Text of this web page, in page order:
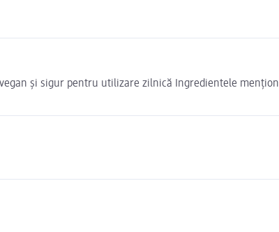
și sigur pentru utilizare zilnică Ingredientele